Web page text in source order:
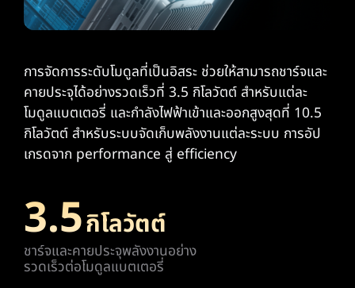
การจัดการระดับโมดูลที่เป็นอิสระ ช่วยให้สามารถชาร์จและ
คายประจุได้อย่างรวดเร็วที่ 3.5 กิโลวัตต์ สําหรับแต่ละ
โมดูลแบตเตอรี่ และกําลังไฟฟ้าเข้าและออกสูงสุดที่ 10.5
กิโลวัตต์ สําหรับระบบจัดเก็บพลังงานแต่ละระบบ การอัป
เกรดจาก performance สู่ efficiency
3.5กิโลวัตต์
ชาร์จและคายประจุพลังงานอย่าง
รวดเร็วต่อโมดูลแบตเตอรี่